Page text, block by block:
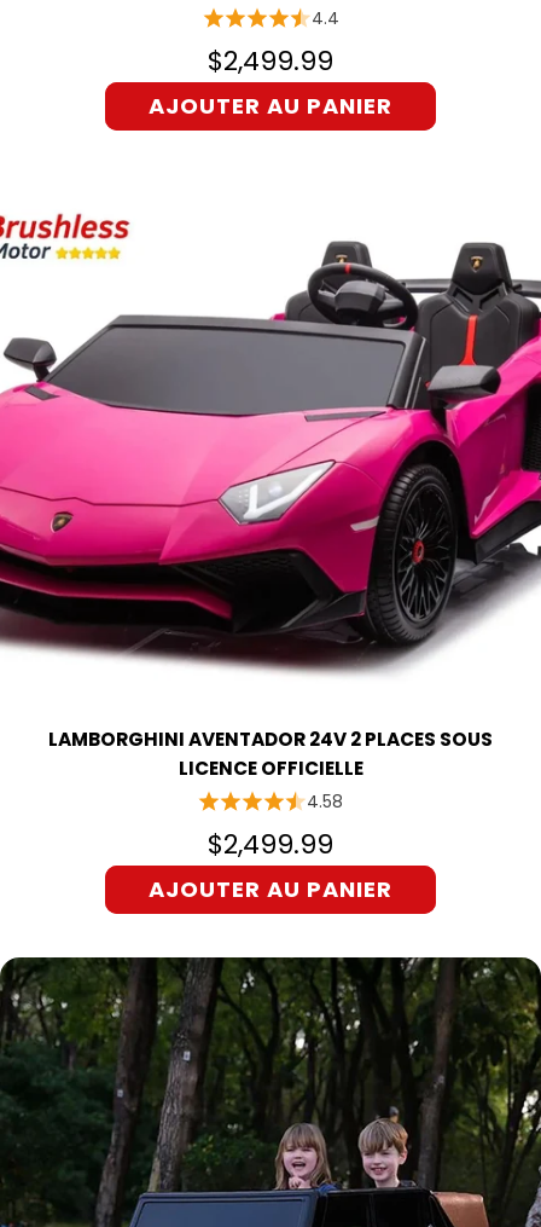
AVEC MOTEUR SANS BALAIS AVANCÉ ET DIFFÉRENTIEL
DE PRÉCISION
4.4
$2,499.99
AJOUTER AU PANIER
LAMBORGHINI AVENTADOR 24V 2 PLACES SOUS
LICENCE OFFICIELLE
4.58
$2,499.99
AJOUTER AU PANIER